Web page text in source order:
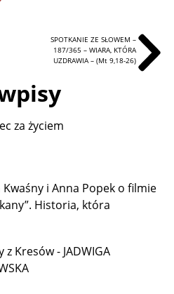
SPOTKANIE ZE SŁOWEM –
187/365 – WIARA, KTÓRA
UZDRAWIA – (Mt 9,18-26)
za życiem
i Anna Popek o filmie
Historia, która
z Kresów - JADWIGA